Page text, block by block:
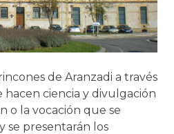
de Aranzadi a través
hacen ciencia y divulgación
o la vocación que se
se presentarán los